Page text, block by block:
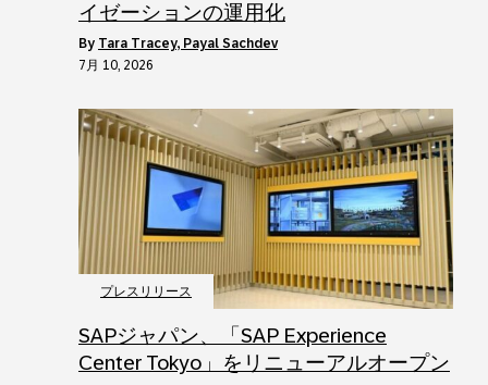
イゼーションの運用化
by Tara Tracey, Payal Sachdev
7月 10, 2026
プレスリリース
SAPジャパン、「SAP Experience
Center Tokyo」をリニューアルオープン